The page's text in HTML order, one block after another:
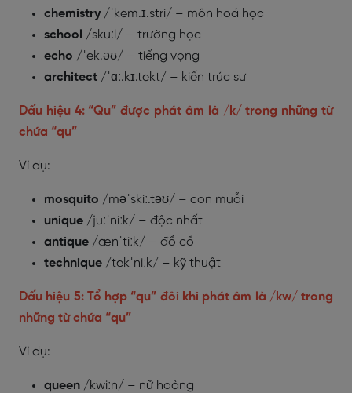
chemistry /ˈkem.ɪ.stri/ – môn hoá học
school /skuːl/ – trường học
echo /ˈek.əʊ/ – tiếng vọng
architect /ˈɑː.kɪ.tekt/ – kiến trúc sư
Dấu hiệu 4: “Qu” được phát âm là /k/ trong những từ
chứa “qu”
Ví dụ:
mosquito /məˈskiː.təʊ/ – con muỗi
unique /juːˈniːk/ – độc nhất
antique /ænˈtiːk/ – đồ cổ
technique /tekˈniːk/ – kỹ thuật
Dấu hiệu 5: Tổ hợp “qu” đôi khi phát âm là /kw/ trong
những từ chứa “qu”
Ví dụ:
queen /kwiːn/ – nữ hoàng